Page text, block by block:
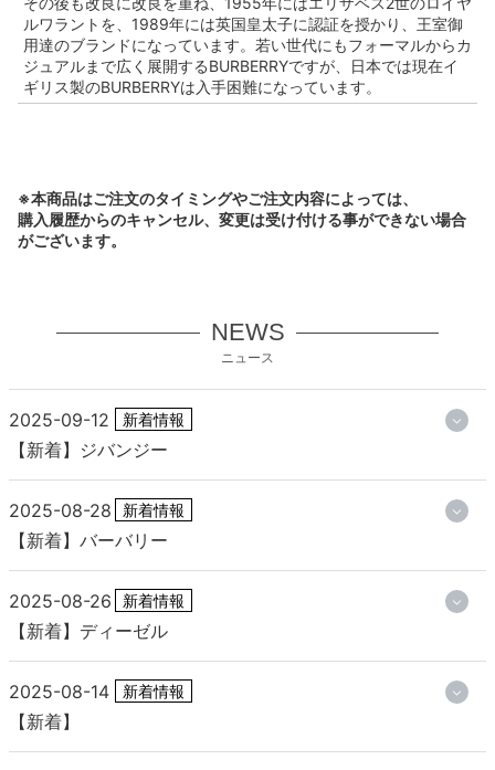
ルワラントを、1989年には英国皇太子に認証を授かり、王室御
用達のブランドになっています。若い世代にもフォーマルからカ
ジュアルまで広く展開するBURBERRYですが、日本では現在イ
ギリス製のBURBERRYは入手困難になっています。
※本商品はご注文のタイミングやご注文内容によっては、
購入履歴からのキャンセル、変更は受け付ける事ができない場合
がございます。
NEWS
ニュース
2025-09-12 新着情報
【新着】ジバンジー
2025-08-28 新着情報
【新着】バーバリー
2025-08-26 新着情報
【新着】ディーゼル
2025-08-14 新着情報
【新着】